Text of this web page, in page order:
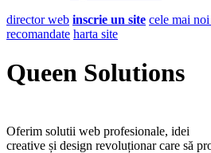
director web inscrie un site cele mai
recomandate harta site
Queen Solutions
Oferim solutii web profesionale, idei
creative și design revoluționar care să